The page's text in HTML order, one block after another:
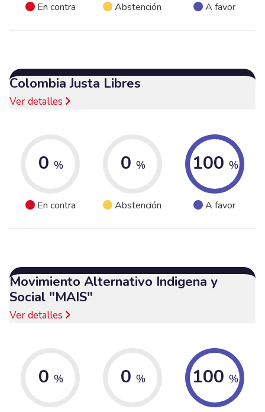
En contra Abstención A favor
Colombia Justa Libres
Ver detalles
0 %
En contra
0 %
Abstención
100 %
A favor
Movimiento Alternativo Indigena y
Social "MAIS"
Ver detalles
0 % 0 % 100 %